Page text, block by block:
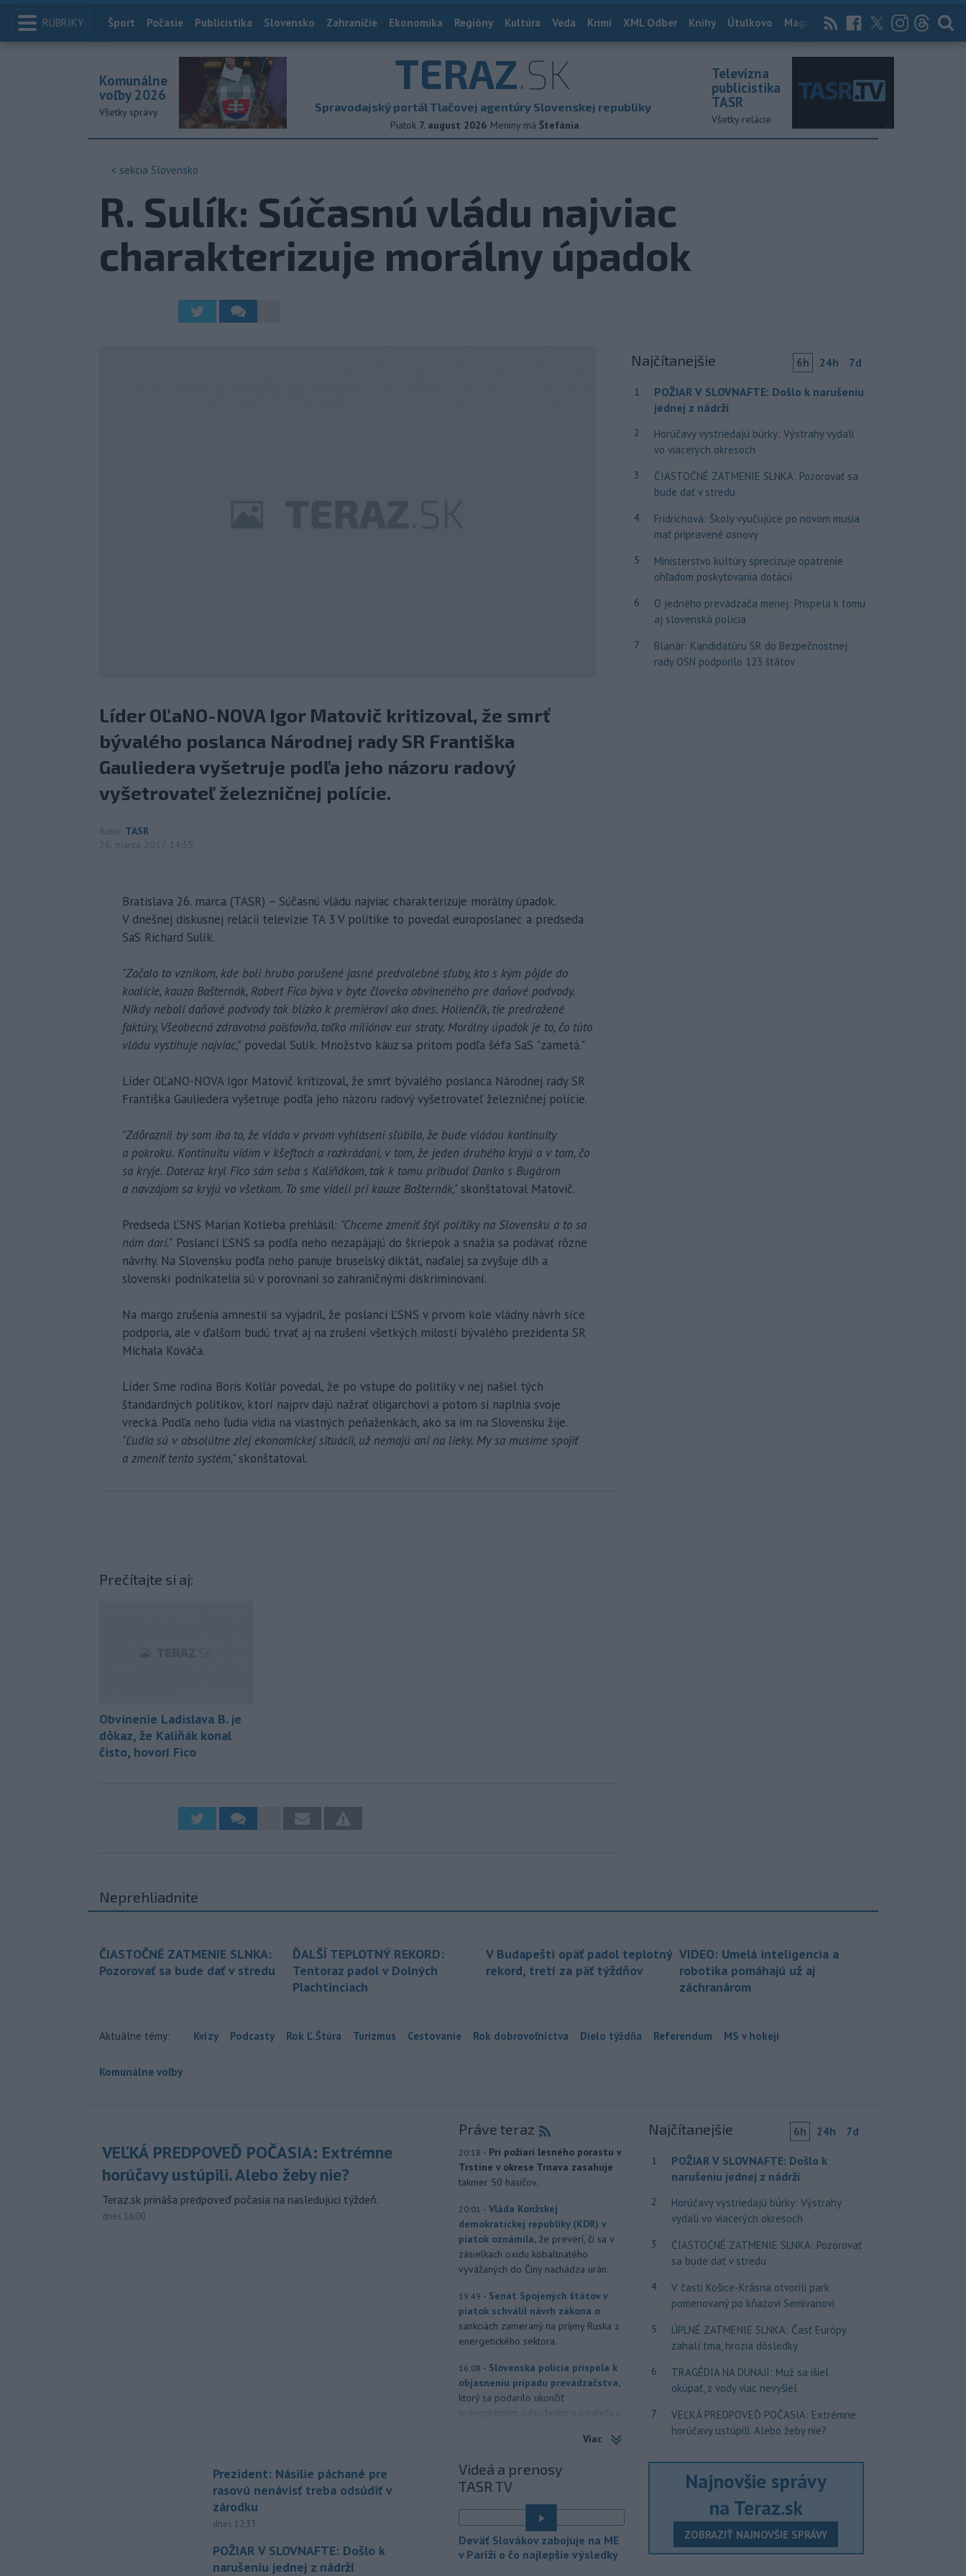
RUBRIKY Index
Šport Počasie Publicistika Slovensko Zahraničie Ekonomika Regióny Kultúra Veda Krimi XML Odber Knihy Útulkovo Magazín News Now Archív
TERAZ.SK
Spravodajský portál Tlačovej agentúry Slovenskej republiky
Piatok 7. august 2026 Meniny má Štefánia
Komunálne
voľby 2026
Všetky správy
Televízna
publicistika
TASR
Všetky relácie
< sekcia Slovensko
R. Sulík: Súčasnú vládu najviac
charakterizuje morálny úpadok
Líder OĽaNO-NOVA Igor Matovič kritizoval, že smrť
bývalého poslanca Národnej rady SR Františka
Gauliedera vyšetruje podľa jeho názoru radový
vyšetrovateľ železničnej polície.
Autor TASR
26. marca 2017 14:35
Bratislava 26. marca (TASR) – Súčasnú vládu najviac charakterizuje morálny úpadok.
V dnešnej diskusnej relácii televízie TA 3 V politike to povedal europoslanec a predseda
SaS Richard Sulík.
"Začalo to vznikom, kde boli hrubo porušené jasné predvolebné sľuby, kto s kým pôjde do
koalície, kauza Bašternák, Robert Fico býva v byte človeka obvineného pre daňové podvody.
Nikdy neboli daňové podvody tak blízko k premiérovi ako dnes. Holienčík, tie predražené
faktúry, Všeobecná zdravotná poisťovňa, toľko miliónov eur straty. Morálny úpadok je to, čo túto
vládu vystihuje najviac," povedal Sulík. Množstvo káuz sa pritom podľa šéfa SaS "zametá."
Líder OĽaNO-NOVA Igor Matovič kritizoval, že smrť bývalého poslanca Národnej rady SR
Františka Gauliedera vyšetruje podľa jeho názoru radový vyšetrovateľ železničnej polície.
"Zdôraznil by som iba to, že vláda v prvom vyhlásení sľúbila, že bude vládou kontinuity
a pokroku. Kontinuitu vidím v kšeftoch a rozkrádaní, v tom, že jeden druhého kryjú a v tom, čo
sa kryje. Doteraz kryl Fico sám seba s Kaliňákom, tak k tomu pribudol Danko s Bugárom
a navzájom sa kryjú vo všetkom. To sme videli pri kauze Bašternák," skonštatoval Matovič.
Predseda ĽSNS Marian Kotleba prehlásil: "Chceme zmeniť štýl politiky na Slovensku a to sa
nám darí." Poslanci ĽSNS sa podľa neho nezapájajú do škriepok a snažia sa podávať rôzne
návrhy. Na Slovensku podľa neho panuje bruselský diktát, naďalej sa zvyšuje dlh a
slovenskí podnikatelia sú v porovnaní so zahraničnými diskriminovaní.
Na margo zrušenia amnestií sa vyjadril, že poslanci ĽSNS v prvom kole vládny návrh síce
podporia, ale v ďalšom budú trvať aj na zrušení všetkých milostí bývalého prezidenta SR
Michala Kováča.
Líder Sme rodina Boris Kollár povedal, že po vstupe do politiky v nej našiel tých
štandardných politikov, ktorí najprv dajú nažrať oligarchovi a potom si naplnia svoje
vrecká. Podľa neho ľudia vidia na vlastných peňaženkách, ako sa im na Slovensku žije.
"Ľudia sú v absolútne zlej ekonomickej situácii, už nemajú ani na lieky. My sa musíme spojiť
a zmeniť tento systém," skonštatoval.
Prečítajte si aj:
Obvinenie Ladislava B. je
dôkaz, že Kaliňák konal
čisto, hovorí Fico
Najčítanejšie 6h 24h 7d
1
POŽIAR V SLOVNAFTE: Došlo k narušeniu
jednej z nádrží
2
Horúčavy vystriedajú búrky: Výstrahy vydali
vo viacerých okresoch
3
ČIASTOČNÉ ZATMENIE SLNKA: Pozorovať sa
bude dať v stredu
4
Fridrichová: Školy vyučujúce po novom musia
mať pripravené osnovy
5
Ministerstvo kultúry sprecizuje opatrenie
ohľadom poskytovania dotácií
6
O jedného prevádzača menej: Prispela k tomu
aj slovenská polícia
7
Blanár: Kandidatúru SR do Bezpečnostnej
rady OSN podporilo 123 štátov
Neprehliadnite
ČIASTOČNÉ ZATMENIE SLNKA:
Pozorovať sa bude dať v stredu
ĎALŠÍ TEPLOTNÝ REKORD:
Tentoraz padol v Dolných
Plachtinciach
V Budapešti opäť padol teplotný
rekord, tretí za päť týždňov
VIDEO: Umelá inteligencia a
robotika pomáhajú už aj
záchranárom
Aktuálne témy: Kvízy Podcasty Rok Ľ.Štúra Turizmus Cestovanie Rok dobrovoľníctva Dielo týždňa Referendum MS v hokeji
Komunálne voľby
VEĽKÁ PREDPOVEĎ POČASIA: Extrémne
horúčavy ustúpili. Alebo žeby nie?
Teraz.sk prináša predpoveď počasia na nasledujúci týždeň.
dnes 16:00
Prezident: Násilie páchané pre
rasovú nenávisť treba odsúdiť v
zárodku
dnes 12:33
POŽIAR V SLOVNAFTE: Došlo k
narušeniu jednej z nádrží
Práve teraz
20:18 - Pri požiari lesného porastu v
Trstíne v okrese Trnava zasahuje
takmer 50 hasičov.
20:01 - Vláda Konžskej
demokratickej republiky (KDR) v
piatok oznámila, že preverí, či sa v
zásielkach oxidu kobaltnatého
vyvážaných do Číny nachádza urán.
19:49 - Senát Spojených štátov v
piatok schválil návrh zákona o
sankciách zameraný na príjmy Ruska z
energetického sektora.
16:08 - Slovenská polícia prispela k
objasneniu prípadu prevádzačstva,
ktorý sa podarilo ukončiť
právoplatným odsúdením páchateľa v
bratislavskej rafinérii Slovnaft je
pod kontrolou.
TASR to potvrdil hovorca rafinérie
Anton Molnár.
15:17 - Ministerstvo kultúry (MK) SR
Viac
Videá a prenosy
TASR TV
Deväť Slovákov zabojuje na ME
v Paríži o čo najlepšie výsledky
Najčítanejšie 6h 24h 7d
1
POŽIAR V SLOVNAFTE: Došlo k
narušeniu jednej z nádrží
2
Horúčavy vystriedajú búrky: Výstrahy
vydali vo viacerých okresoch
3
ČIASTOČNÉ ZATMENIE SLNKA: Pozorovať
sa bude dať v stredu
4
V časti Košice-Krásna otvorili park
pomenovaný po kňazovi Semivanovi
5
ÚPLNÉ ZATMENIE SLNKA: Časť Európy
zahalí tma, hrozia dôsledky
6
TRAGÉDIA NA DUNAJI: Muž sa išiel
okúpať, z vody viac nevyšiel
7
VEĽKÁ PREDPOVEĎ POČASIA: Extrémne
horúčavy ustúpili. Alebo žeby nie?
Najnovšie správy
na Teraz.sk
ZOBRAZIŤ NAJNOVŠIE SPRÁVY